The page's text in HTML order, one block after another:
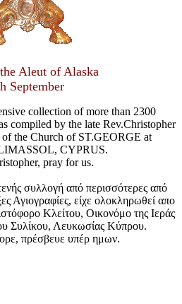
Aleut of Alaska
September
collection of more than 2300
compiled by the late Rev.Christopher
the Church of ST.GEORGE at
CYPRUS.
pray for us.
συλλογή από περισσότερες από
Αγιογραφίες, είχε ολοκληρωθεί απο
Κλείτου, Οικονόμο της Ιεράς
Συλίκου, Λευκωσίας Κύπρου.
πρέσβευε υπέρ ημων.